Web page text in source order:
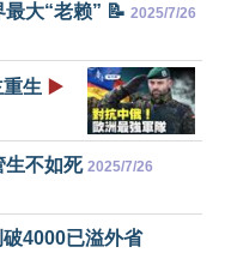
大“老赖” 📝 2025/7/26
生 ▶️
生不如死 2025/7/26
4000已溢外省